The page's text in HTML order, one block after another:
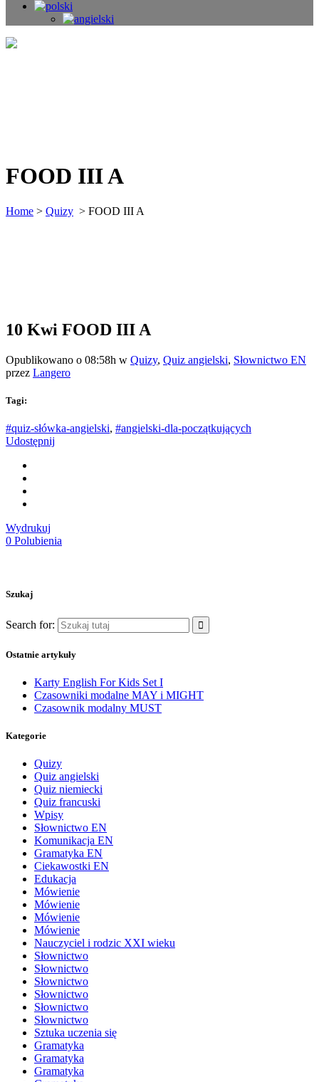
FOOD III A
Home > Quizy > FOOD III A
10 Kwi FOOD III A
Opublikowano o 08:58h w Quizy, Quiz angielski, Słownictwo EN
przez Langero
Tagi:
#quiz-słówka-angielski, #angielski-dla-początkujących
Udostępnij
Wydrukuj
0 Polubienia
Szukaj
Search for:
Ostatnie artykuły
Karty English For Kids Set I
Czasowniki modalne MAY i MIGHT
Czasownik modalny MUST
Kategorie
Quizy
Quiz angielski
Quiz niemiecki
Quiz francuski
Wpisy
Słownictwo EN
Komunikacja EN
Gramatyka EN
Ciekawostki EN
Edukacja
Mówienie
Mówienie
Mówienie
Mówienie
Nauczyciel i rodzic XXI wieku
Słownictwo
Słownictwo
Słownictwo
Słownictwo
Słownictwo
Słownictwo
Sztuka uczenia się
Gramatyka
Gramatyka
Gramatyka